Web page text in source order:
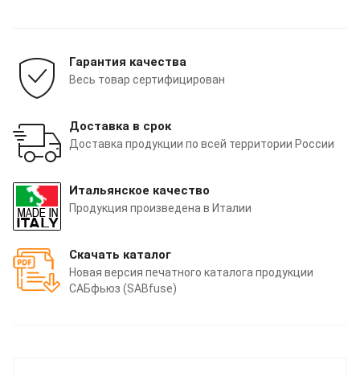
Гарантия качества
Весь товар сертифицирован
Доставка в срок
Доставка продукции по всей территории России
Итальянское качество
Продукция произведена в Италии
Скачать каталог
Новая версия печатного каталога продукции
САБфьюз (SABfuse)